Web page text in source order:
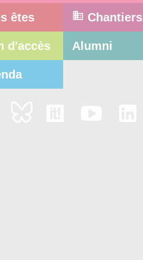
êtes Chantiers
d'accès Alumni